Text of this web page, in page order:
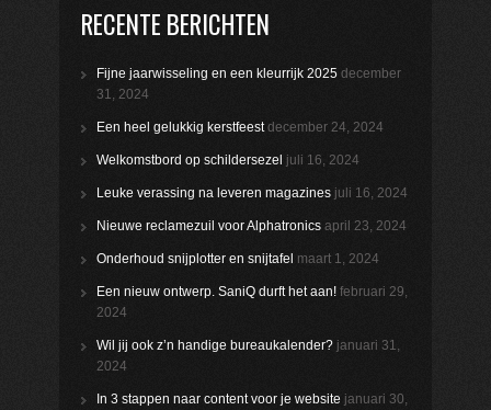
RECENTE BERICHTEN
Fijne jaarwisseling en een kleurrijk 2025 december
31, 2024
Een heel gelukkig kerstfeest december 24, 2024
Welkomstbord op schildersezel juli 16, 2024
Leuke verassing na leveren magazines juli 16, 2024
Nieuwe reclamezuil voor Alphatronics april 23, 2024
Onderhoud snijplotter en snijtafel maart 1, 2024
Een nieuw ontwerp. SaniQ durft het aan! februari 29,
2024
Wil jij ook z’n handige bureaukalender? januari 31,
2024
In 3 stappen naar content voor je website januari 30,